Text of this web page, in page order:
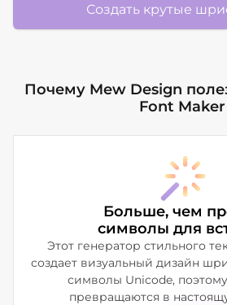
Создать крутые
Почему Mew Design
Font Maker
Больше, чем
символы для
Этот генератор стильного
создает визуальный дизайн
символы Unicode,
превращаются в